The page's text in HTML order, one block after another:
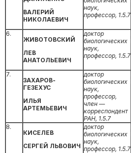
ВАЛЕРИЙ
НИКОЛАЕВИЧ
наук,
профессор, 1.5.7
6.
ЖИВОТОВСКИЙ
ЛЕВ
АНАТОЛЬЕВИЧ
доктор
биологических
наук,
профессор, 1.5.7
7.
ЗАХАРОВ-
ГЕЗЕХУС
ИЛЬЯ
АРТЕМЬЕВИЧ
доктор
биологических
наук,
профессор,
член —
корреспондент
РАН, 1.5.7
8.
КИСЕЛЕВ
СЕРГЕЙ ЛЬВОВИЧ
доктор
биологических
наук,
профессор, 1.5.7